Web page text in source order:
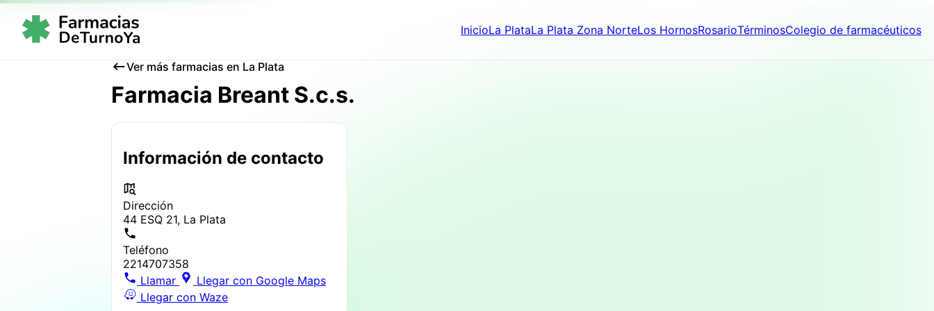
InicioLa PlataLa Plata Zona NorteLos HornosRosarioTérminosColegio de farmacéuticos
Ver más farmacias en La Plata
Farmacia Breant S.c.s.
Información de contacto
Dirección
44 ESQ 21, La Plata
Teléfono
2214707358
Llamar
Llegar con Google Maps
Llegar con Waze